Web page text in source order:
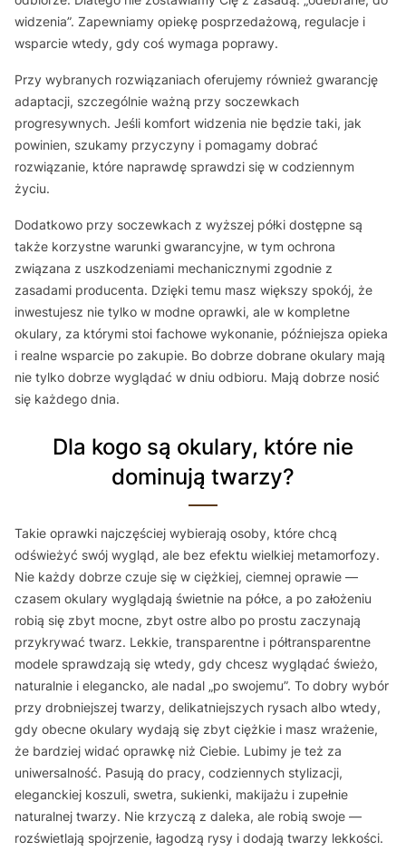
widzenia”. Zapewniamy opiekę posprzedażową, regulacje i
wsparcie wtedy, gdy coś wymaga poprawy.
Przy wybranych rozwiązaniach oferujemy również gwarancję
adaptacji, szczególnie ważną przy soczewkach
progresywnych. Jeśli komfort widzenia nie będzie taki, jak
powinien, szukamy przyczyny i pomagamy dobrać
rozwiązanie, które naprawdę sprawdzi się w codziennym
życiu.
Dodatkowo przy soczewkach z wyższej półki dostępne są
także korzystne warunki gwarancyjne, w tym ochrona
związana z uszkodzeniami mechanicznymi zgodnie z
zasadami producenta. Dzięki temu masz większy spokój, że
inwestujesz nie tylko w modne oprawki, ale w kompletne
okulary, za którymi stoi fachowe wykonanie, późniejsza opieka
i realne wsparcie po zakupie. Bo dobrze dobrane okulary mają
nie tylko dobrze wyglądać w dniu odbioru. Mają dobrze nosić
się każdego dnia.
Dla kogo są okulary, które nie
dominują twarzy?
Takie oprawki najczęściej wybierają osoby, które chcą
odświeżyć swój wygląd, ale bez efektu wielkiej metamorfozy.
Nie każdy dobrze czuje się w ciężkiej, ciemnej oprawie —
czasem okulary wyglądają świetnie na półce, a po założeniu
robią się zbyt mocne, zbyt ostre albo po prostu zaczynają
przykrywać twarz. Lekkie, transparentne i półtransparentne
modele sprawdzają się wtedy, gdy chcesz wyglądać świeżo,
naturalnie i elegancko, ale nadal „po swojemu”. To dobry wybór
przy drobniejszej twarzy, delikatniejszych rysach albo wtedy,
gdy obecne okulary wydają się zbyt ciężkie i masz wrażenie,
że bardziej widać oprawkę niż Ciebie. Lubimy je też za
uniwersalność. Pasują do pracy, codziennych stylizacji,
eleganckiej koszuli, swetra, sukienki, makijażu i zupełnie
naturalnej twarzy. Nie krzyczą z daleka, ale robią swoje —
rozświetlają spojrzenie, łagodzą rysy i dodają twarzy lekkości.